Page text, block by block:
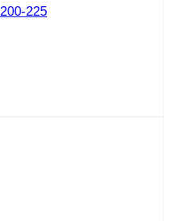
225